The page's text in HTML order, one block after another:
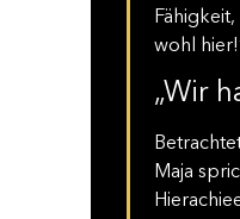
wohl
„Wir
Maja